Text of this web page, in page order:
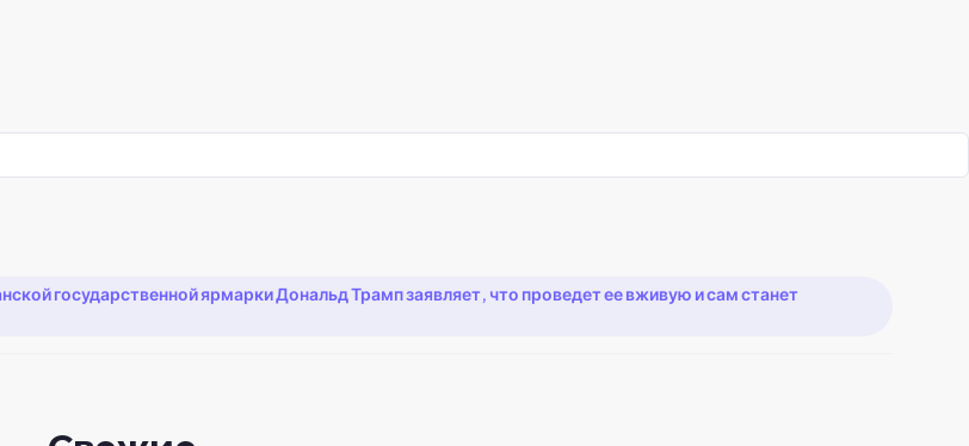
государственной ярмарки Дональд Трамп заявляет, что проведет ее вживую и сам станет